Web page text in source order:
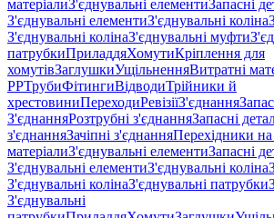
матеріалиЗ'єднувальні елементиЗапасні
З'єднувальні елементиЗ'єднувальні коліна
З'єднувальні колінаЗ'єднувальні муфти
патрубкиПриладдяХомутиКріплення для
хомутівЗаглушкиУщільненняВитратні
PPТрубиФітингиВідводиТрійники й
хрестовиниПереходиРевізіїЗ'єднання
З'єднанняРозтрубні з'єднанняЗапасні
з'єднанняЗачіпні з'єднанняПерехідники на
матеріалиЗ'єднувальні елементиЗапасні
З'єднувальні елементиЗ'єднувальні коліна
З'єднувальні колінаЗ'єднувальні патрубки
З'єднувальні